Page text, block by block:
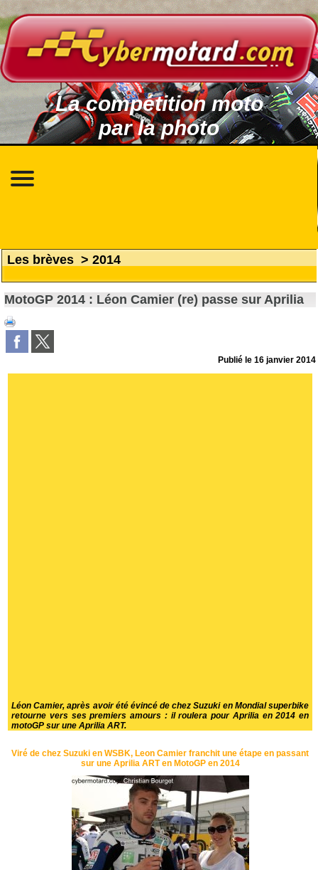
La compétition moto
par la photo
Les brèves > 2014
MotoGP 2014 : Léon Camier (re) passe sur Aprilia
Publié le16 janvier 2014
Léon Camier, après avoir été évincé de chez Suzuki en Mondial superbike
retourne vers ses premiers amours : il roulera pour Aprilia en 2014 en
motoGP sur une Aprilia ART.
Viré de chez Suzuki en WSBK, Leon Camier franchit une étape en passant
sur une Aprilia ART en MotoGP en 2014